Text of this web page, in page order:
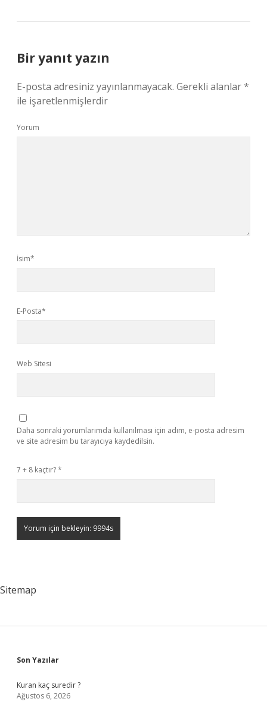
Bir yanıt yazın
E-posta adresiniz yayınlanmayacak. Gerekli alanlar*
ile işaretlenmişlerdir
Yorum
İsim*
E-Posta*
Web Sitesi
Daha sonraki yorumlarımda kullanılması için adım, e-posta adresim
ve site adresim bu tarayıcıya kaydedilsin.
7 + 8 kaçtır?*
Sitemap
Sidebar
Son Yazılar
Kuran kaç suredir ?
Ağustos 6, 2026